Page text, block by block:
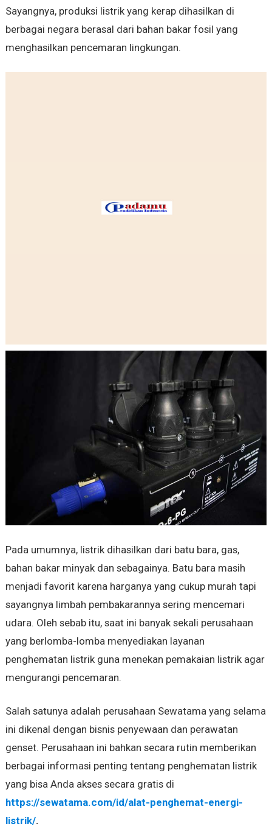
Sayangnya, produksi listrik yang kerap dihasilkan di
berbagai negara berasal dari bahan bakar fosil yang
menghasilkan pencemaran lingkungan.
Pada umumnya, listrik dihasilkan dari batu bara, gas,
bahan bakar minyak dan sebagainya. Batu bara masih
menjadi favorit karena harganya yang cukup murah tapi
sayangnya limbah pembakarannya sering mencemari
udara. Oleh sebab itu, saat ini banyak sekali perusahaan
yang berlomba-lomba menyediakan layanan
penghematan listrik guna menekan pemakaian listrik agar
mengurangi pencemaran.
Salah satunya adalah perusahaan Sewatama yang selama
ini dikenal dengan bisnis penyewaan dan perawatan
genset. Perusahaan ini bahkan secara rutin memberikan
berbagai informasi penting tentang penghematan listrik
yang bisa Anda akses secara gratis di
https://sewatama.com/id/alat-penghemat-energi-
listrik/.